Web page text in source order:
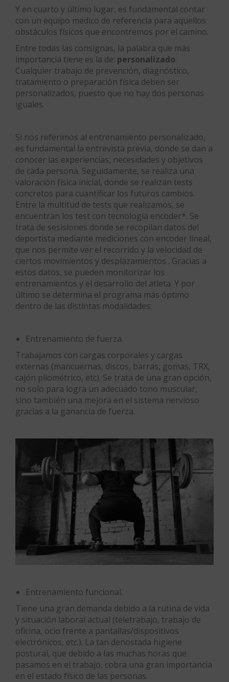
Y en cuarto y último lugar, es fundamental contar
con un equipo médico de referencia para aquellos
obstáculos físicos que encontremos por el camino.
Entre todas las consignas, la palabra que más
importancia tiene es la de: personalizado.
Cualquier trabajo de prevención, diagnóstico,
tratamiento o preparación física deben ser
personalizados, puesto que no hay dos personas
iguales.
Si nos referimos al entrenamiento personalizado,
es fundamental la entrevista previa, donde se dan a
conocer las experiencias, necesidades y objetivos
de cada persona. Seguidamente, se realiza una
valoración física inicial, donde se realizan tests
concretos para cuantificar los futuros cambios.
Entre la multitud de tests que realizamos, se
encuentran los test con tecnología encoder*. Se
trata de sesisiones donde se recopilan datos del
deportista mediante mediciones con encoder lineal,
que nos permite ver el recorrido y la velocidad de
ciertos movimientos y desplazamientos . Gracias a
estos datos, se pueden monitorizar los
entrenamientos y el desarrollo del atleta. Y por
último se determina el programa más óptimo
dentro de las distintas modalidades:
Entrenamiento de fuerza.
Trabajamos con cargas corporales y cargas
externas (mancuernas, discos, barras, gomas, TRX,
cajón pliométrico, etc). Se trata de una gran opción,
no solo para logra un adecuado tono muscular,
sino también una mejora en el sistema nervioso
gracias a la ganancia de fuerza.
Entrenamiento funcional.
Tiene una gran demanda debido a la rutina de vida
y situación laboral actual (teletrabajo, trabajo de
oficina, ocio frente a pantallas/dispositivos
electrónicos, etc.). La tan denostada higiene
postural, que debido a las muchas horas que
pasamos en el trabajo, cobra una gran importancia
en el estado físico de las personas.